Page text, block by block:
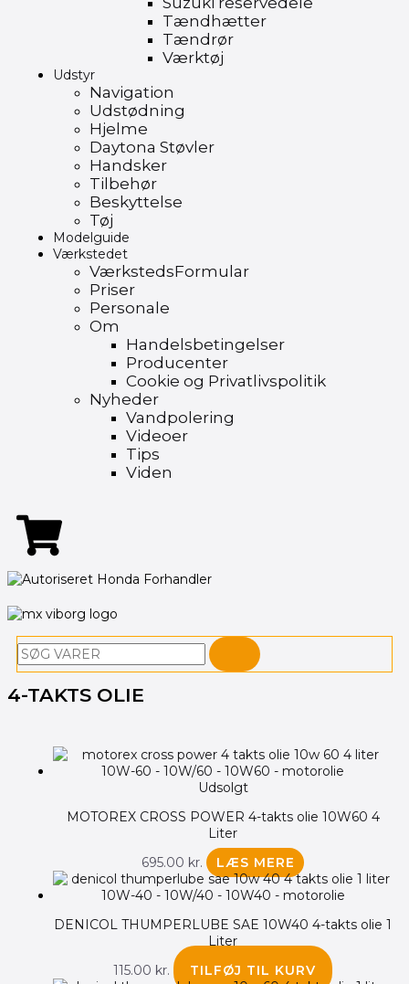
Tændhætter
Tændrør
Værktøj
Udstyr
Navigation
Udstødning
Hjelme
Daytona Støvler
Handsker
Tilbehør
Beskyttelse
Tøj
Modelguide
Værkstedet
VærkstedsFormular
Priser
Personale
Om
Handelsbetingelser
Producenter
Cookie og Privatlivspolitik
Nyheder
Vandpolering
Videoer
Tips
Viden
Søg
4-TAKTS OLIE
Udsolgt
MOTOREX CROSS POWER 4-takts olie 10W60 4
Liter
695.00 kr. LÆS MERE
DENICOL THUMPERLUBE SAE 10W40 4-takts olie 1
Liter
115.00 kr. TILFØJ TIL KURV
pris
var:
485.00 kr..
pris
er:
450.00 kr..
pris
var:
475.00 kr..
pris
er:
450.00 kr..